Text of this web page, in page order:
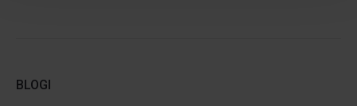
BLOGI